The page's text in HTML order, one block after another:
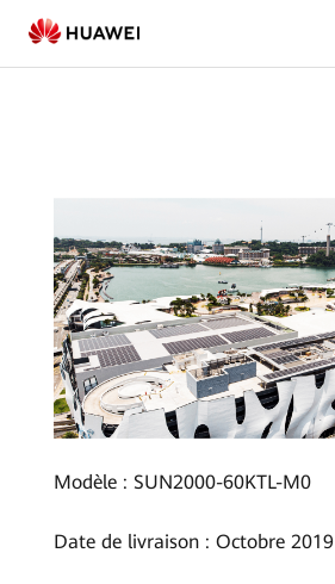
830
KW
Modèle : SUN2000-60KTL-M0
Date de livraison : Octobre 2019